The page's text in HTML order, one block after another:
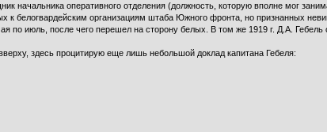
начальника оперативного отделения (должность, которую вполне мог
к белогвардейским организациям штаба Южного фронта, но признанных
по июль, после чего перешел на сторону белых. В том же 1919 г. Д.А. Гебель
здесь процитирую еще лишь небольшой доклад капитана Гебеля: